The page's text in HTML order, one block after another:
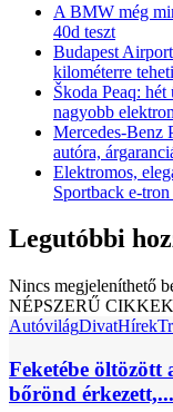
A BMW még
40d teszt
Budapest
kilométerre
Škoda Peaq:
nagyobb
Mercedes-Benz
autóra,
Elektromos,
Sportback e-tron
Legutóbbi
Nincs megjeleníthető
NÉPSZERŰ CIKKEK
AutóvilágDivatHírek
Feketébe öltözött
bőrönd érkezett,...